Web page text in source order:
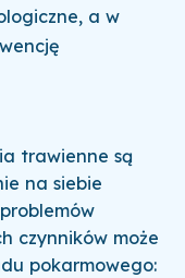
a w
trawienne są
na siebie
czynników może
pokarmowego: